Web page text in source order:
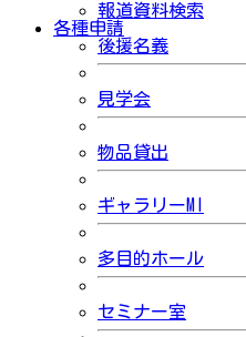
報道資料検索
各種申請
後援名義
見学会
物品貸出
ギャラリーMI
多目的ホール
セミナー室